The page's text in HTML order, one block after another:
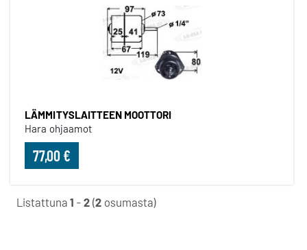
LÄMMITYSLAITTEEN MOOTTORI
Hara ohjaamot
77,00 €
Listattuna1 -2 (2 osumasta)